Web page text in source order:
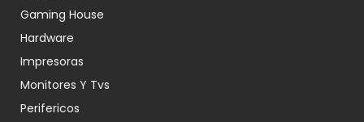
Gaming House
Hardware
Impresoras
Monitores Y Tvs
Perifericos